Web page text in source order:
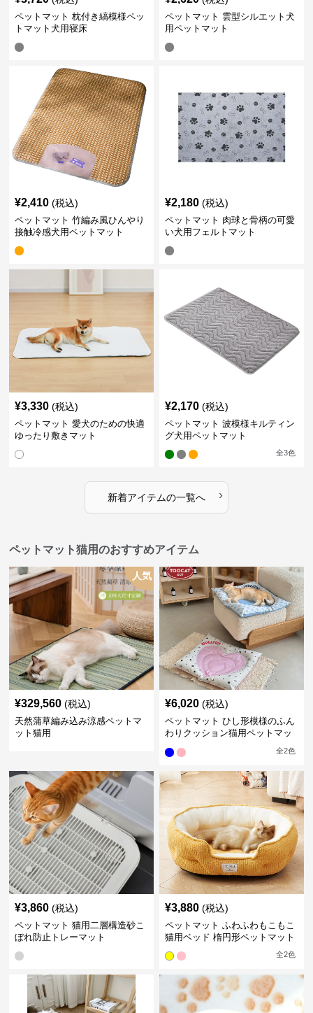
ペットマット 枕付き縞模様ペッ
トマット犬用寝床
ペットマット 雲型シルエット犬
用ペットマット
¥2,410 (税込)
ペットマット 竹編み風ひんやり
接触冷感犬用ペットマット
¥2,180 (税込)
ペットマット 肉球と骨柄の可愛
い犬用フェルトマット
¥3,330 (税込)
ペットマット 愛犬のための快適
ゆったり敷きマット
¥2,170 (税込)
ペットマット 波模様キルティン
グ犬用ペットマット
全3色
新着アイテムの一覧へ ›
ペットマット猫用のおすすめアイテム
人気
¥329,560 (税込)
天然蒲草編み込み涼感ペットマ
ット猫用
¥6,020 (税込)
ペットマット ひし形模様のふん
わりクッション猫用ペットマッ
全2色
¥3,860 (税込)
ペットマット 猫用二層構造砂こ
ぼれ防止トレーマット
¥3,880 (税込)
ペットマット ふわふわもこもこ
猫用ベッド 楕円形ペットマット
全2色